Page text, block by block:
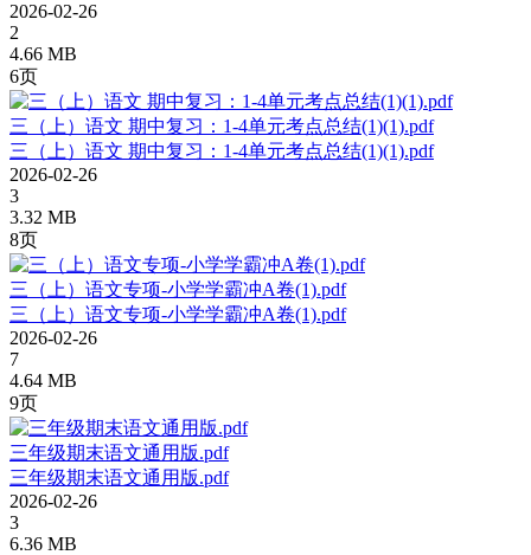
2026-02-26
2
4.66 MB
6页
三（上）语文 期中复习：1-4单元考点总结(1)(1).pdf
三（上）语文 期中复习：1-4单元考点总结(1)(1).pdf
2026-02-26
3
3.32 MB
8页
三（上）语文专项-小学学霸冲A卷(1).pdf
三（上）语文专项-小学学霸冲A卷(1).pdf
2026-02-26
7
4.64 MB
9页
三年级期末语文通用版.pdf
三年级期末语文通用版.pdf
2026-02-26
3
6.36 MB